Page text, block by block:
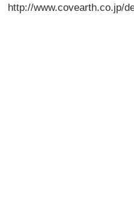
http://www.covearth.co.jp/